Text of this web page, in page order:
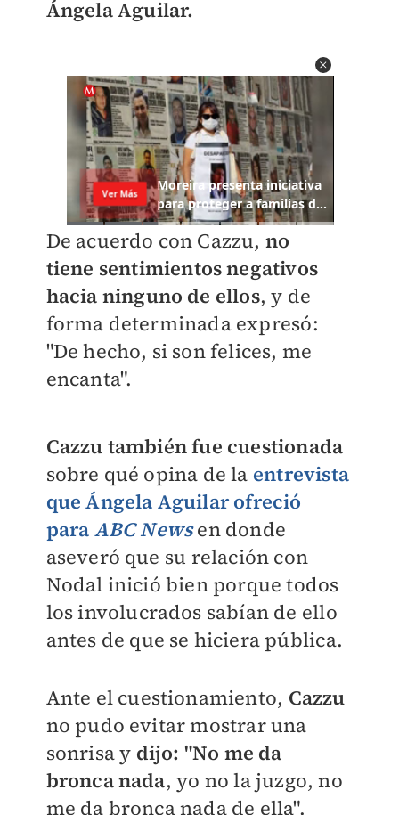
Ángela Aguilar.
De acuerdo con Cazzu, no
tiene sentimientos negativos
hacia ninguno de ellos, y de
forma determinada expresó:
"De hecho, si son felices, me
encanta".
Cazzu también fue cuestionada
sobre qué opina de la entrevista
que Ángela Aguilar ofreció
para ABC Newsen donde
aseveró que su relación con
Nodal inició bien porque todos
los involucrados sabían de ello
antes de que se hiciera pública.
Ante el cuestionamiento, Cazzu
no pudo evitar mostrar una
sonrisa y dijo: "No me da
bronca nada, yo no la juzgo, no
me da bronca nada de ella".